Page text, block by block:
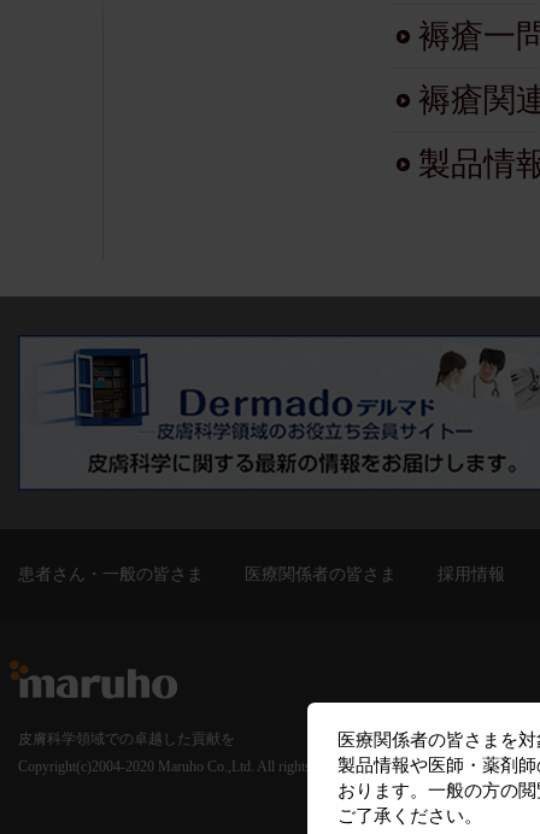
褥瘡一
褥瘡関
製品情
患者さん・一般の皆さま 医療関係者の皆さま 採用情報
皮膚科学領域での卓越した貢献を
Copyright(c)2004-2020 Maruho Co.,Ltd. All rights reserved.